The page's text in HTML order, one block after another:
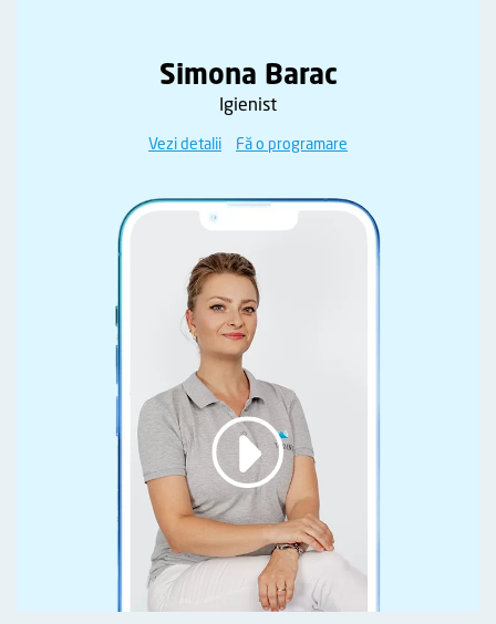
Simona Barac
Igienist
Vezi detalii Fă o programare